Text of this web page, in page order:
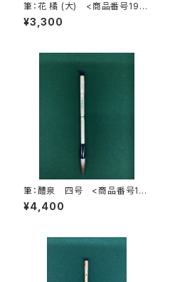
筆：花 橘 (大) <商品番号190
5>
¥3,300
筆：醴泉 四号 <商品番号19
51>
¥4,400